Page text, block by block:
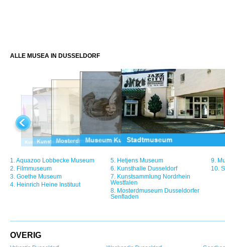
ALLE MUSEA IN DUSSELDORF
1.Aquazoo Lobbecke Museum
2. Filmmuseum
3. Goethe Museum
4. Heinrich Heine Instituut
5. Hetjens Museum
6. Kunsthalle Dusseldorf
7. Kunstsammlung Nordrhein
Westfalen
8. Mosterdmuseum Dusseldorfer
Senfladen
9.
10.
OVERIG